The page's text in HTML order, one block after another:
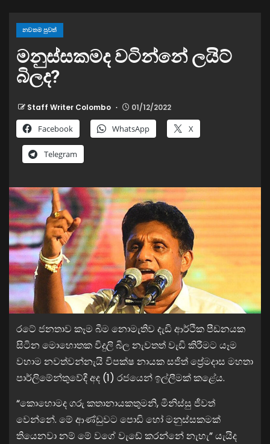
නවතම පුවත්
මනුස්සකමද වටින්නේ ලයිට්
බිලද?
Staff Writer Colombo 01/12/2022
Facebook WhatsApp X
Telegram
රටේ ජනතාව කෑම බීම නොමැතිව දැඩි ආර්ථික පීඩනයක
සිටින මොහොතක විදුලි බිල නැවතත් වැඩි කිරීමට යෑම
වහාම නවත්වන්නැයි විපක්ෂ නායක සජිත් ප්‍රේමදාස මහතා
පාර්ලිමේන්තුවේදී අද (1) රජයෙන් ඉල්ලීමක් කළේය.
“කොහොමද ගරු කතානායකතුමනි, මිනිස්සු ජීවත්
වෙන්නේ. මේ ආණ්ඩුවට පොඩි හෝ මනුස්සකමක්
තියෙනවා නම් මේ වගේ වැඩේ කරන්නේ නැහැ” යැයිද